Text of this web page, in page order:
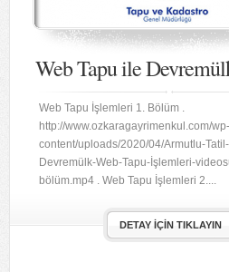
Web Tapu ile
Web Tapu İşlemleri 1. Bölüm .
http://www.ozkaragayrimenkul.com/wp-
content/uploads/2020/04/Armutlu-
Devremülk-Web-Tapu-İşlemleri-
bölüm.mp4 . Web Tapu İşlemleri 2....
DETAY İÇIN TIKLAYIN